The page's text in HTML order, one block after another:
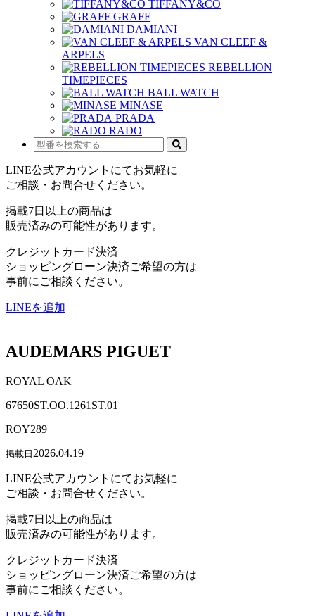
TIFFANY&CO
GRAFF
DAMIANI
VAN CLEEF &
ARPELS
REBELLION
TIMEPIECES
BALL WATCH
MINASE
PRADA
RADO
LINE公式アカウントにてお気軽に
ご相談・お問合せください。
掲載7日以上の商品は
販売済みの可能性があります。
クレジットカード決済
ショッピングローン決済ご希望の方は
事前にご相談ください。
LINEを追加
AUDEMARS PIGUET
ROYAL OAK
67650ST.OO.1261ST.01
ROY289
掲載日 2026.04.19
LINE公式アカウントにてお気軽に
ご相談・お問合せください。
掲載7日以上の商品は
販売済みの可能性があります。
クレジットカード決済
ショッピングローン決済ご希望の方は
事前にご相談ください。